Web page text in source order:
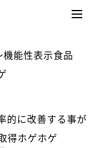
機能性表示食品
的に改善する事が
得ホゲホゲ